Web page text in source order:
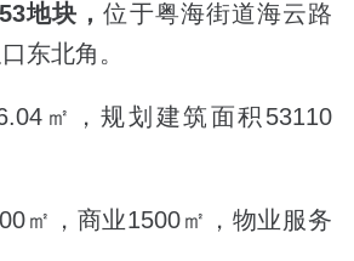
地块，位于粤海街道海云路
东北角。
㎡，规划建筑面积 53110
㎡，商业1500㎡，物业服务